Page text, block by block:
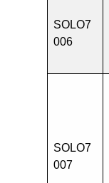
SOLO7
006
SOLO7
007